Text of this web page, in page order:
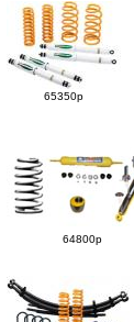
65350р
64800р